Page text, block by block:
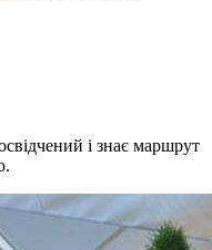
і знає маршрут